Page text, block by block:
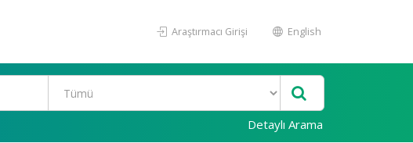
Araştırmacı Girişi English
Detaylı Arama